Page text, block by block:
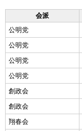
会派
公明党
公明党
公明党
公明党
創政会
創政会
翔春会